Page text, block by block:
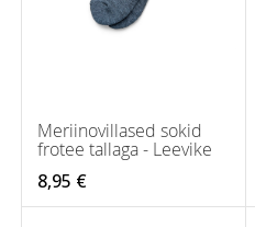
Meriinovillased sokid
frotee tallaga - Leevike
8,95 €